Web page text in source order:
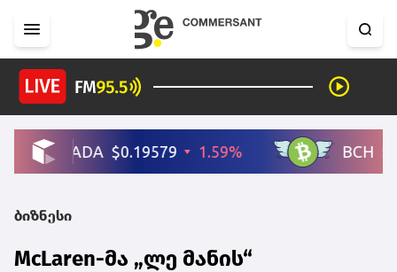
ბიზნესი
McLaren-მა „ლე მანის“